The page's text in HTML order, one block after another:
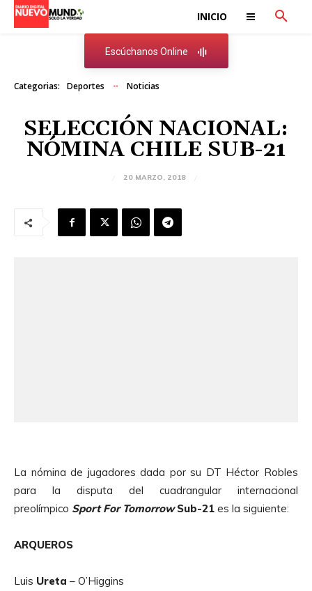
INICIO
Escúchanos Online
Categorias: Deportes Noticias
SELECCIÓN NACIONAL:
NÓMINA CHILE SUB-21
20 MARZO, 2018
La nómina de jugadores dada por su DT Héctor Robles
para la disputa del cuadrangular internacional
preolímpico Sport For TomorrowSub-21 es la siguiente:
ARQUEROS
Luis Ureta – O’Higgins